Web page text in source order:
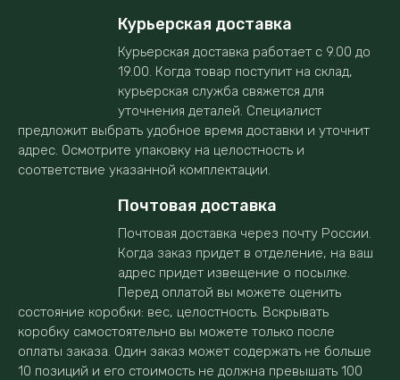
Курьерская доставка
Курьерская доставка работает с 9.00 до
19.00. Когда товар поступит на склад,
курьерская служба свяжется для
уточнения деталей. Специалист
предложит выбрать удобное время доставки и уточнит
адрес. Осмотрите упаковку на целостность и
соответствие указанной комплектации.
Почтовая доставка
Почтовая доставка через почту России.
Когда заказ придет в отделение, на ваш
адрес придет извещение о посылке.
Перед оплатой вы можете оценить
состояние коробки: вес, целостность. Вскрывать
коробку самостоятельно вы можете только после
оплаты заказа. Один заказ может содержать не больше
10 позиций и его стоимость не должна превышать 100